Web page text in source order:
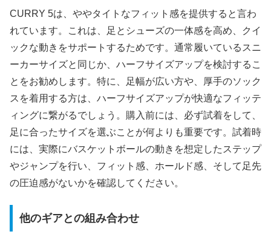
CURRY 5は、ややタイトなフィット感を提供すると言わ
れています。これは、足とシューズの一体感を高め、クイ
ックな動きをサポートするためです。通常履いているスニ
ーカーサイズと同じか、ハーフサイズアップを検討するこ
とをお勧めします。特に、足幅が広い方や、厚手のソック
スを着用する方は、ハーフサイズアップが快適なフィッテ
ィングに繋がるでしょう。購入前には、必ず試着をして、
足に合ったサイズを選ぶことが何よりも重要です。試着時
には、実際にバスケットボールの動きを想定したステップ
やジャンプを行い、フィット感、ホールド感、そして足先
の圧迫感がないかを確認してください。
他のギアとの組み合わせ